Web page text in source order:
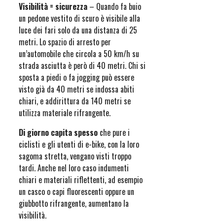
Visibilità = sicurezza – Quando fa buio
un pedone vestito di scuro è visibile alla
luce dei fari solo da una distanza di 25
metri. Lo spazio di arresto per
un’automobile che circola a 50 km/h su
strada asciutta è però di 40 metri. Chi si
sposta a piedi o fa jogging può essere
visto già da 40 metri se indossa abiti
chiari, e addirittura da 140 metri se
utilizza materiale rifrangente.
Di giorno capita spesso che pure i
ciclisti e gli utenti di e-bike, con la loro
sagoma stretta, vengano visti troppo
tardi. Anche nel loro caso indumenti
chiari e materiali riflettenti, ad esempio
un casco o capi fluorescenti oppure un
giubbotto rifrangente, aumentano la
visibilità.